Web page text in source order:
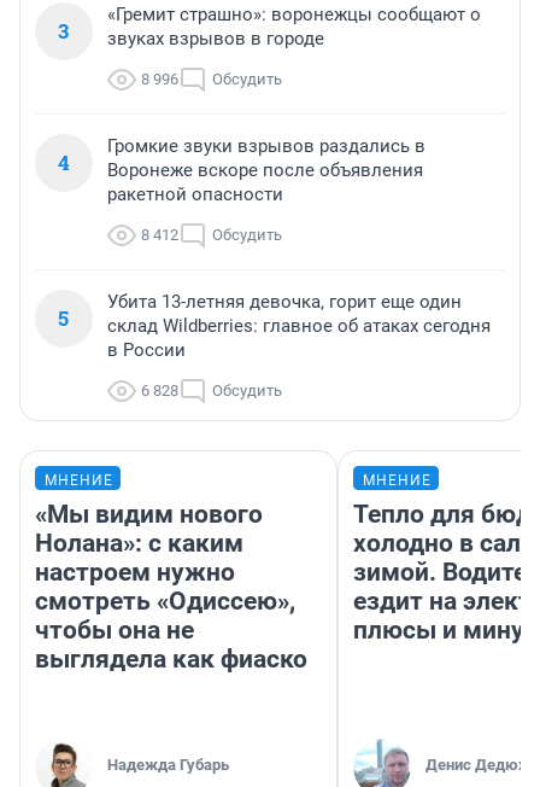
3
«Гремит страшно»: воронежцы сообщают о
звуках взрывов в городе
8 996 Обсудить
4
Громкие звуки взрывов раздались в
Воронеже вскоре после объявления
ракетной опасности
8 412 Обсудить
5
Убита 13-летняя девочка, горит еще один
склад Wildberries: главное об атаках сегодня
в России
6 828 Обсудить
МНЕНИЕ
«Мы видим нового
Нолана»: с каким
настроем нужно
смотреть «Одиссею»,
чтобы она не
выглядела как фиаско
Надежда Губарь
МНЕНИЕ
Тепло для
холодно в
зимой.
ездит на
плюсы и
Денис